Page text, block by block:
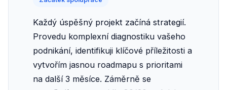
Každý úspěšný projekt začíná strategií.
Provedu komplexní diagnostiku vašeho
podnikání, identifikuji klíčové příležitosti a
vytvořím jasnou roadmapu s prioritami
na další 3 měsíce. Záměrně se